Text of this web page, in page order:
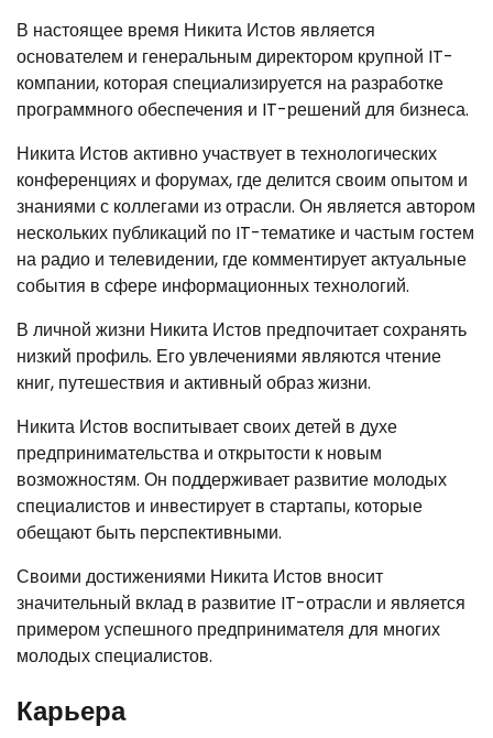
В настоящее время Никита Истов является
основателем и генеральным директором крупной IT-
компании, которая специализируется на разработке
программного обеспечения и IT-решений для бизнеса.
Никита Истов активно участвует в технологических
конференциях и форумах, где делится своим опытом и
знаниями с коллегами из отрасли. Он является автором
нескольких публикаций по IT-тематике и частым гостем
на радио и телевидении, где комментирует актуальные
события в сфере информационных технологий.
В личной жизни Никита Истов предпочитает сохранять
низкий профиль. Его увлечениями являются чтение
книг, путешествия и активный образ жизни.
Никита Истов воспитывает своих детей в духе
предпринимательства и открытости к новым
возможностям. Он поддерживает развитие молодых
специалистов и инвестирует в стартапы, которые
обещают быть перспективными.
Своими достижениями Никита Истов вносит
значительный вклад в развитие IT-отрасли и является
примером успешного предпринимателя для многих
молодых специалистов.
Карьера